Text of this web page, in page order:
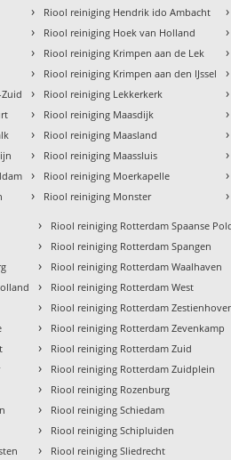
› Riool reiniging Hendrik ido Ambacht
› Riool reiniging Hoek van Holland
› Riool reiniging Krimpen aan de Lek
› Riool reiniging Krimpen aan den IJssel
› Riool reiniging Lekkerkerk
› Riool reiniging Maasdijk
› Riool reiniging Maasland
› Riool reiniging Maassluis
› Riool reiniging Moerkapelle
› Riool reiniging Monster
›
›
›
›
›
›
›
›
›
›
› Riool reiniging Rotterdam Spaanse
› Riool reiniging Rotterdam Spangen
› Riool reiniging Rotterdam Waalhaven
› Riool reiniging Rotterdam West
› Riool reiniging Rotterdam
› Riool reiniging Rotterdam Zevenkamp
› Riool reiniging Rotterdam Zuid
› Riool reiniging Rotterdam Zuidplein
› Riool reiniging Rozenburg
› Riool reiniging Schiedam
› Riool reiniging Schipluiden
› Riool reiniging Sliedrecht